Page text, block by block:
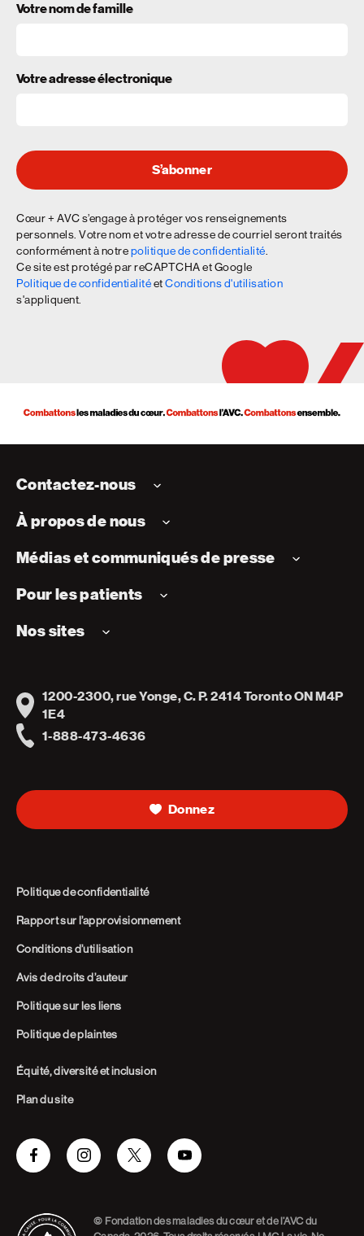
Votre nom de famille
Votre adresse électronique
S’abonner
Cœur + AVC s’engage à protéger vos renseignements
personnels. Votre nom et votre adresse de courriel seront traités
conformément à notrepolitique de confidentialité
Ce site est protégé par reCAPTCHA et Google
Politique de confidentialitéetConditions d'utilisation
s'appliquent.
Contactez-nous
À propos de nous
Médias et communiqués de presse
Pour les patients
Nos sites
Address
1200-2300, rue Yonge, C. P. 2414 Toronto ON M4P
1E4
1-888-473-4636
Donnez
Politique de confidentialité
Rapport sur l’approvisionnement
Conditions d’utilisation
Avis de droits d’auteur
Politique sur les liens
Politique de plaintes
Équité, diversité et inclusion
Plan du site
FacebookInstagramTwitter Youtube
© Fondation des maladies du cœur et de l’AVC du